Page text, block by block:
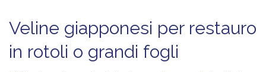
veline giapponesi per restauro
in rotoli o grandi fogli